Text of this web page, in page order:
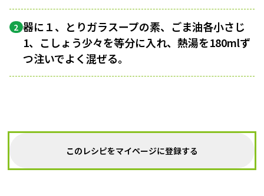
2 器に１、とりガラスープの素、ごま油各小さじ
1、こしょう少々を等分に入れ、熱湯を180mlず
つ注いでよく混ぜる。
このレシピをマイページに登録する